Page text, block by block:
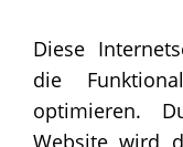
Diese
die
optimieren.
Website wird